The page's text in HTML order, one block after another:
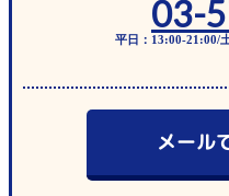
03-
平日：13:00-21:00/
メール